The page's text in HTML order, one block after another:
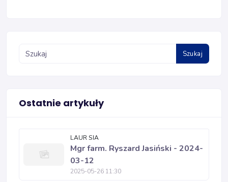
Szukaj
Ostatnie artykuły
LAUR SIA
Mgr farm. Ryszard Jasiński - 2024-
03-12
2025-05-26 11:30